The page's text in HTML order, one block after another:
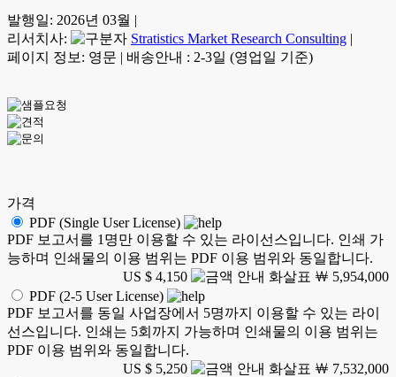
발행일: 2026년 03월 |
리서치사:
Stratistics Market Research Consulting |
페이지 정보: 영문 | 배송안내 : 2-3일 (영업일 기준)
가격
PDF (Single User License)
PDF 보고서를 1명만 이용할 수 있는 라이선스입니다. 인쇄 가
능하며 인쇄물의 이용 범위는 PDF 이용 범위와 동일합니다.
US $ 4,150
￦ 5,954,000
PDF (2-5 User License)
PDF 보고서를 동일 사업장에서 5명까지 이용할 수 있는 라이
선스입니다. 인쇄는 5회까지 가능하며 인쇄물의 이용 범위는
PDF 이용 범위와 동일합니다.
US $ 5,250
￦ 7,532,000